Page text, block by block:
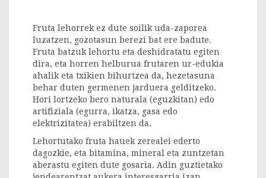
Fruta lehorrek ez dute soilik uda-zaporea
luzatzen, gozotasun berezi bat ere badute.
Fruta batzuk lehortu eta deshidratatu egiten
dira, eta horren helburua frutaren ur-edukia
ahalik eta txikien bihurtzea da, hezetasuna
behar duten germenen jarduera gelditzeko.
Hori lortzeko bero naturala (eguzkitan) edo
artifiziala (egurra, ikatza, gasa edo
elektrizitatea) erabiltzen da.
Lehortutako fruta hauek zerealei ederto
dagozkie, eta bitamina, mineral eta zuntzetan
aberastu egiten dute gosaria. Adin guztietako